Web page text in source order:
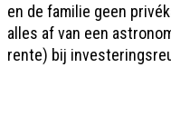
en de familie geen
alles af van een
rente) bij